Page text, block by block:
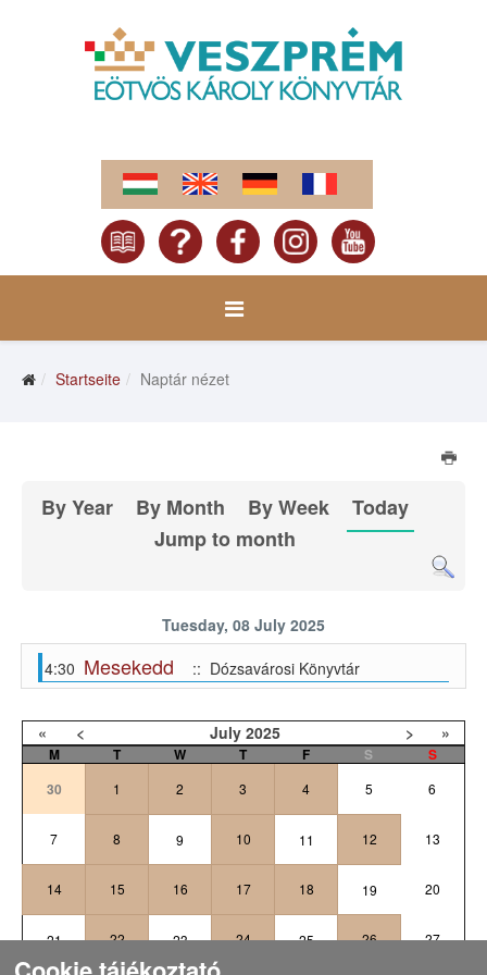
Startseite Naptár nézet
By Year By Month By Week
Today
Jump to month
Tuesday, 08 July 2025
4:30 Mesekedd :: Dózsavárosi Könyvtár
« < July 2025 > »
M T W T F S
S
30
1 2 3 4 5 6
7 8 9 10 11 12 13
14 15 16 17 18 19 20
21 22 23 24 25 26 27